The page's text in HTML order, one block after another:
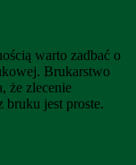
warto zadbać o
Brukarstwo
że zlecenie
bruku jest proste.